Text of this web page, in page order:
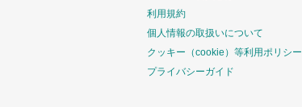
利用規約
個人情報の取扱いについて
クッキー（cookie）等利用ポリシー
プライバシーガイド